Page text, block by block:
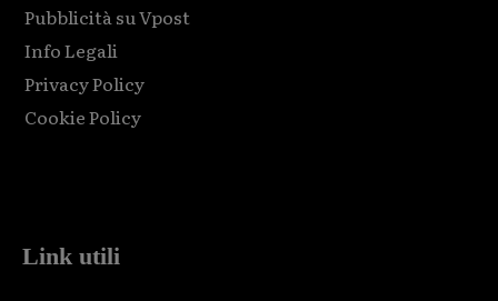
Pubblicità su Vpost
Info Legali
Privacy Policy
Cookie Policy
Link utili